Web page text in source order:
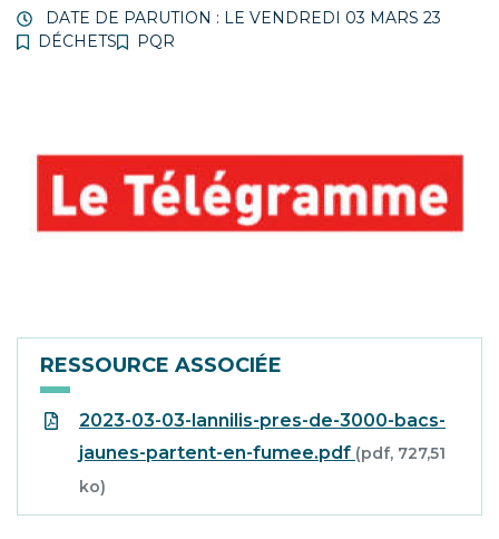
DATE DE PARUTION : LE VENDREDI 03 MARS 23
DÉCHETS
PQR
RESSOURCE ASSOCIÉE
2023-03-03-lannilis-pres-de-3000-bacs-
jaunes-partent-en-fumee.pdf (pdf, 727,51
ko)